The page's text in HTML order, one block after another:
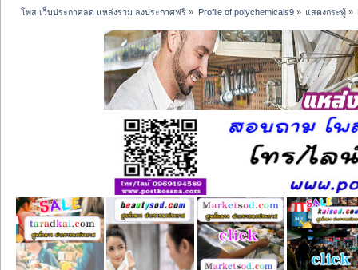
โพส เว็บประกาศลด แหล่งรวม ลงประกาศฟรี » Profile of polychemicals9» แสดงกระทู้»